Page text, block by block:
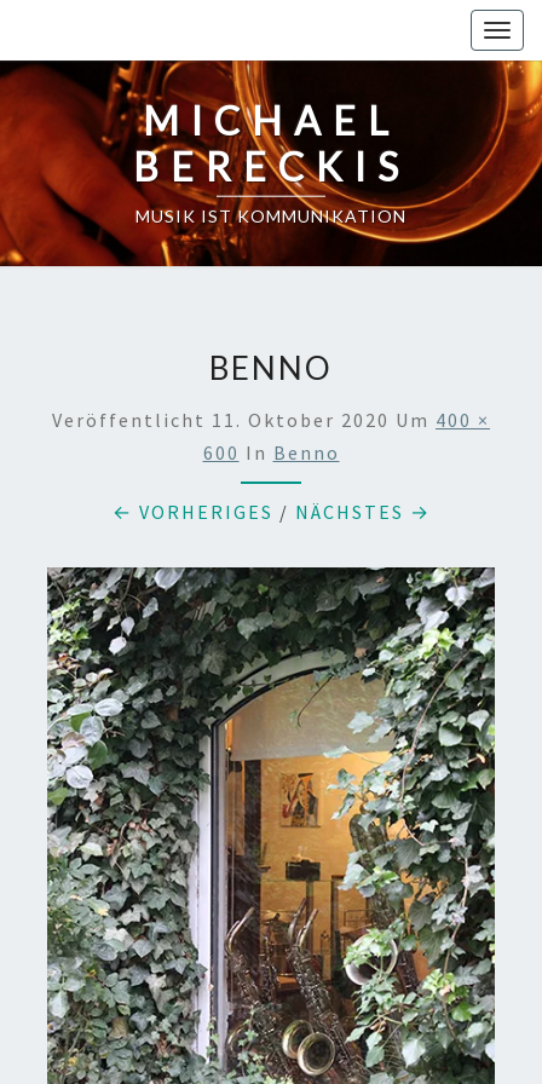
content
MICHAEL
BERECKIS
MUSIK IST KOMMUNIKATION
BENNO
Veröffentlicht 11. Oktober 2020 Um 400 ×
600 In Benno
← VORHERIGES / NÄCHSTES →